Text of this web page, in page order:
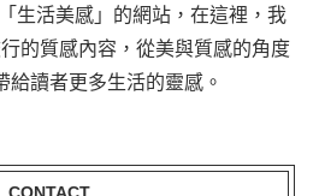
生活美感」的網站，在這裡，我
的質感內容，從美與質感的角度
給讀者更多生活的靈感。